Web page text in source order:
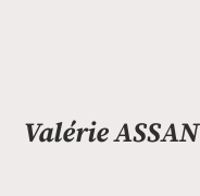
Valérie